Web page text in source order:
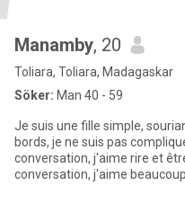
Manamby, 20
Toliara, Toliara, Madagaskar
Söker: Man 40 - 59
Je suis une fille simple,
bords, je ne suis pas
conversation, j'aime rire et
conversation, j'aime